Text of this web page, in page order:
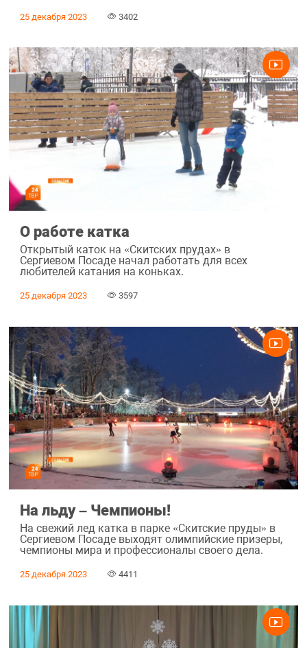
25 декабря 2023 3402
О работе катка
Открытый каток на «Скитских прудах» в
Сергиевом Посаде начал работать для всех
любителей катания на коньках.
25 декабря 2023 3597
На льду – Чемпионы!
На свежий лед катка в парке «Скитские пруды» в
Сергиевом Посаде выходят олимпийские призеры,
чемпионы мира и профессионалы своего дела.
25 декабря 2023 4411